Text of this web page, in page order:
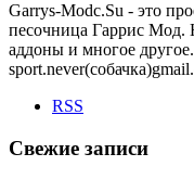
Garrys-Modc.Su - это
песочница Гаррис Мод.
аддоны и многое
RSS
Свежие записи